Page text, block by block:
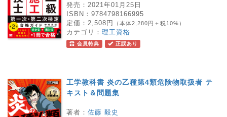
発売： 2021年01月25日
ISBN： 9784798166995
定価： 2,508円 （本体2,280円＋税10%）
カテゴリ： 理工資格
会員特典 正誤あり
工学教科書 炎の乙種第4類危険物取扱者 テ
キスト＆問題集
著者： 佐藤 毅史